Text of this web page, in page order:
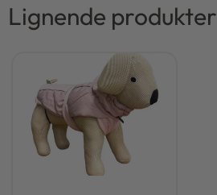
Lignende produkter